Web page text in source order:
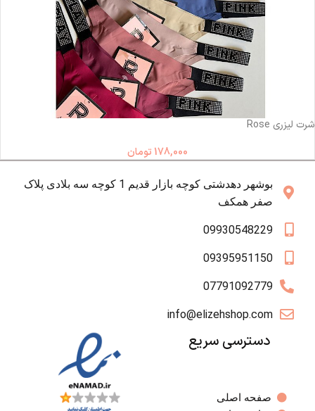
شرت لیزری Rose
178,000 تومان
بوشهر دهدشتی کوچه بازار قدیم 1 کوچه سه بلادی پلاک
صفر همکف
09930548229
09395951150
07791092779
info@elizehshop.com
دسترسی سریع
صفحه اصلی